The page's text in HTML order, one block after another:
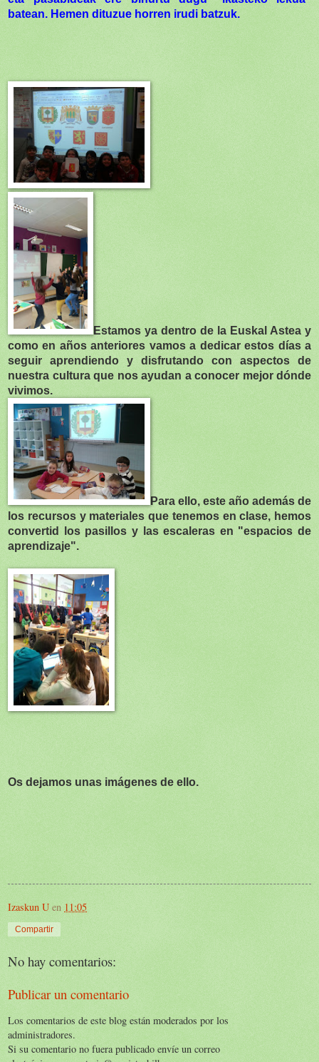
batean. Hemen dituzue horren irudi batzuk.
Estamos ya dentro de la Euskal Astea y
como en años anteriores vamos a dedicar estos días a
seguir aprendiendo y disfrutando con aspectos de
nuestra cultura que nos ayudan a conocer mejor dónde
vivimos.
Para ello, este año además de
los recursos y materiales que tenemos en clase, hemos
convertid los pasillos y las escaleras en "espacios de
aprendizaje".
Os dejamos unas imágenes de ello.
Izaskun U en 11:05
Compartir
No hay comentarios:
Publicar un comentario
Los comentarios de este blog están moderados por los
administradores.
Si su comentario no fuera publicado envíe un correo